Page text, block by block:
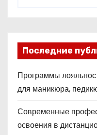
Последние
Программы
для маникюра,
Современные
освоения в